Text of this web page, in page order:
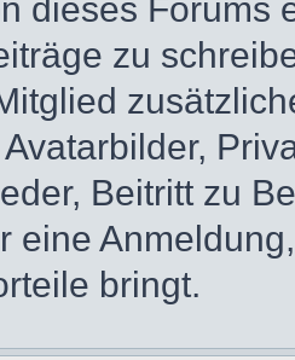
dieses Forums
zu
Beitritt zu
eine
bringt.